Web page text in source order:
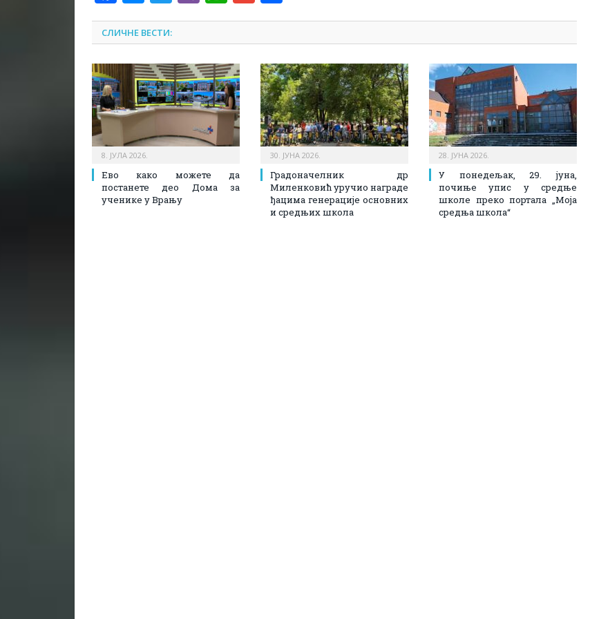
СЛИЧНЕ ВЕСТИ:
8. ЈУЛА 2026.
Ево како можете да
постанете део Дома за
ученике у Врању
30. ЈУНА 2026.
Градоначелник др
Миленковић уручио награде
ђацима генерације основних
и средњих школа
28. ЈУНА 2026.
У понедељак, 29. јуна,
почиње упис у средње
школе преко портала „Моја
средња школа“